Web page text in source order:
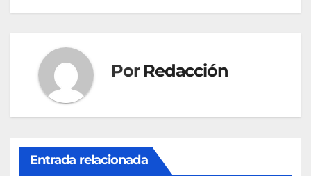
entradas
Por Redacción
Entrada relacionada